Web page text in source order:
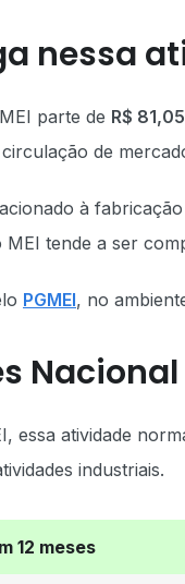
nessa
parte de R$
de
à
tende a ser
PGMEI, no
essa atividade
industriais.
12 meses